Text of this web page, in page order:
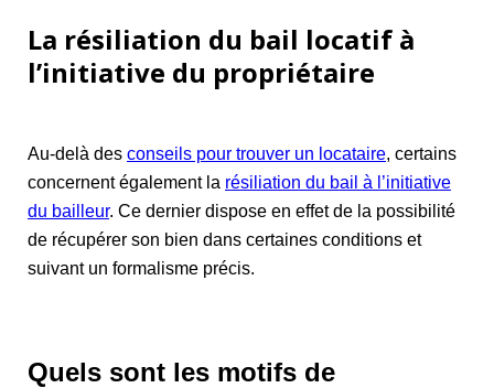
La résiliation du bail locatif à
l’initiative du propriétaire
Au-delà des conseils pour trouver un locataire, certains
concernent également la résiliation du bail à l’initiative
du bailleur. Ce dernier dispose en effet de la possibilité
de récupérer son bien dans certaines conditions et
suivant un formalisme précis.
Quels sont les motifs de